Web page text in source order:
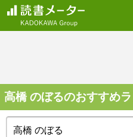
高橋 のぼるのおすすめ